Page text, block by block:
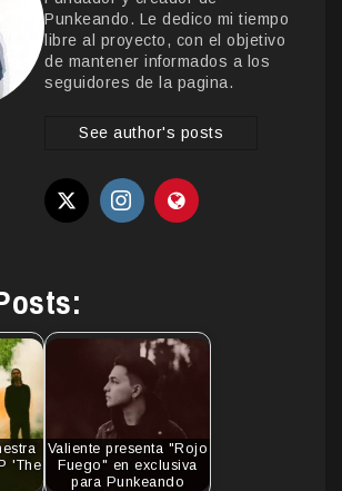
Punkeando. Le dedico mi tiempo
libre al proyecto, con el objetivo
de mantener informados a los
seguidores de la pagina.
See author's posts
'The
Valiente presenta "Rojo
Fuego" en exclusiva
para Punkeando